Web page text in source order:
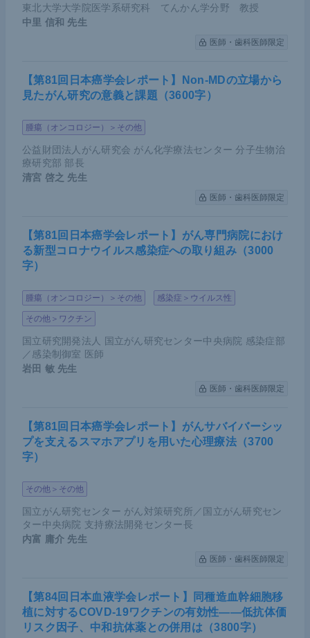
東北大学大学院医学系研究科 てんかん学分野 教授
中里 信和 先生
医師・歯科医師限定
【第81回日本癌学会レポート】Non-MDの立場から
見たがん研究の意義と課題（3600字）
腫瘍（オンコロジー）＞その他
公益財団法人がん研究会 がん化学療法センター 分子生物治
療研究部 部長
清宮 啓之 先生
医師・歯科医師限定
【第81回日本癌学会レポート】がん専門病院におけ
る新型コロナウイルス感染症への取り組み（3000
字）
腫瘍（オンコロジー）＞その他 感染症＞ウイルス性
その他＞ワクチン
国立研究開発法人 国立がん研究センター中央病院 感染症部
／感染制御室 医師
岩田 敏 先生
医師・歯科医師限定
【第81回日本癌学会レポート】がんサバイバーシッ
プを支えるスマホアプリを用いた心理療法（3700
字）
その他＞その他
国立がん研究センター がん対策研究所／国立がん研究セン
ター中央病院 支持療法開発センター長
内富 庸介 先生
医師・歯科医師限定
【第84回日本血液学会レポート】同種造血幹細胞移
植に対するCOVD-19ワクチンの有効性――低抗体価
リスク因子、中和抗体薬との併用は（3800字）